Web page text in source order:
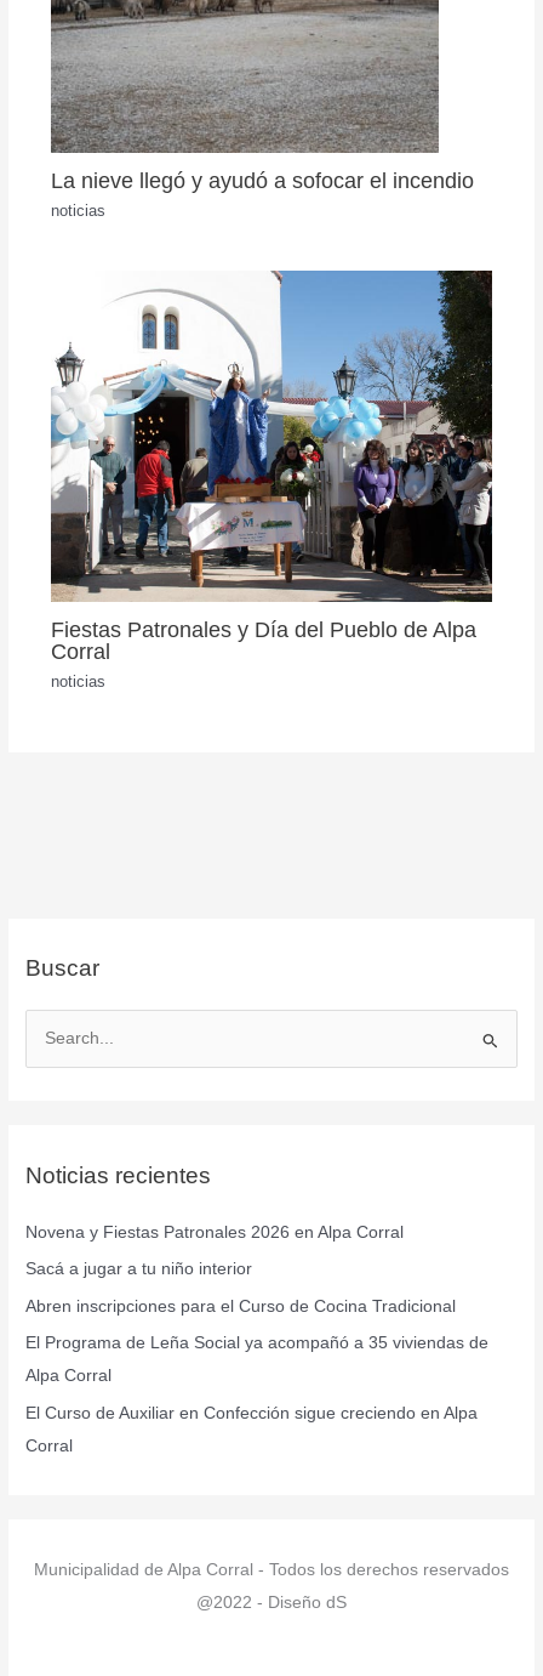
La nieve llegó y ayudó a sofocar el incendio
noticias
Fiestas Patronales y Día del Pueblo de Alpa
Corral
noticias
Buscar
a
p
o
r
:
Noticias recientes
Novena y Fiestas Patronales 2026 en Alpa Corral
Sacá a jugar a tu niño interior
Abren inscripciones para el Curso de Cocina Tradicional
El Programa de Leña Social ya acompañó a 35 viviendas de
Alpa Corral
El Curso de Auxiliar en Confección sigue creciendo en Alpa
Corral
Municipalidad de Alpa Corral - Todos los derechos reservados
@2022 - Diseño dS